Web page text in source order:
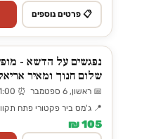
📋 פרטים נוספים
נפגשים על הדשא -
שלום חנוך ומאיר
📅 ראשון, 6 ספטמבר ⏰ 21:00
📍 ג'מס ביר פקטורי פתח
105 ₪